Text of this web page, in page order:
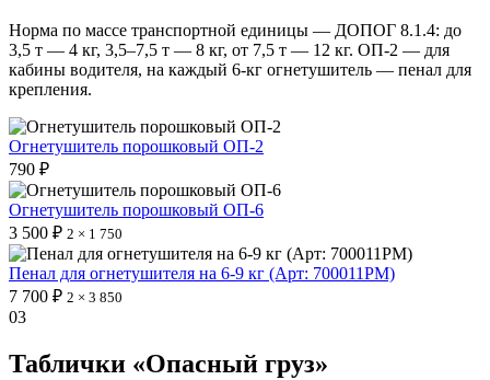
Норма по массе транспортной единицы — ДОПОГ 8.1.4: до
3,5 т — 4 кг, 3,5–7,5 т — 8 кг, от 7,5 т — 12 кг. ОП-2 — для
кабины водителя, на каждый 6-кг огнетушитель — пенал для
крепления.
Огнетушитель порошковый ОП-2
790 ₽
Огнетушитель порошковый ОП-6
3 500 ₽ 2 × 1 750
Пенал для огнетушителя на 6-9 кг (Арт: 700011PM)
7 700 ₽ 2 × 3 850
03
Таблички «Опасный груз»